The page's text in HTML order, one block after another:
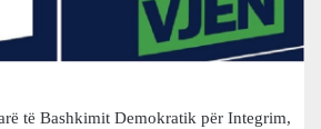
të Bashkimit Demokratik për Integrim,